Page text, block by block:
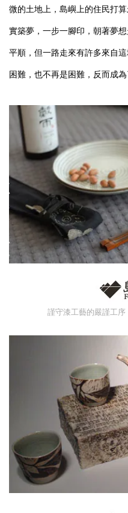
微的土地上，島嶼上的住民打
實築夢，一步一腳印，朝著夢
平順，但一路走來有許多來自
困難，也不再是困難，反而成為
謹守漆工藝的嚴謹工